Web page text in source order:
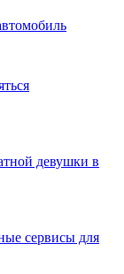
девушки в
сервисы для